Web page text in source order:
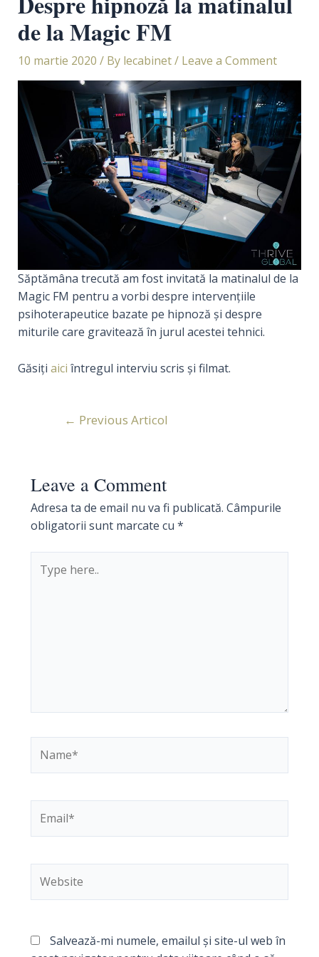
de la Magic FM
10 martie 2020 / By lecabinet/ Leave a Comment
Săptămâna trecută am fost invitată la matinalul de la
Magic FM pentru a vorbi despre intervențiile
psihoterapeutice bazate pe hipnoză și despre
miturile care gravitează în jurul acestei tehnici.
Găsiți aici întregul interviu scris și filmat.
Navigare
← Previous Articol
Leave a Comment
Adresa ta de email nu va fi publicată. Câmpurile
obligatorii sunt marcate cu *
here..
Salvează-mi numele, emailul și site-ul web în